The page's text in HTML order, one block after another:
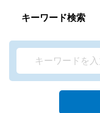
キーワード検索